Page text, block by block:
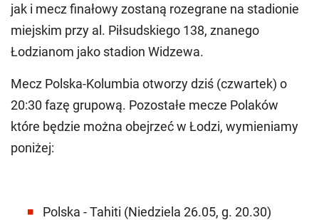
jak i mecz finałowy zostaną rozegrane na stadionie
miejskim przy al. Piłsudskiego 138, znanego
Łodzianom jako stadion Widzewa.
Mecz Polska-Kolumbia otworzy dziś (czwartek) o
20:30 fazę grupową. Pozostałe mecze Polaków
które będzie można obejrzeć w Łodzi, wymieniamy
poniżej:
Polska - Tahiti (Niedziela 26.05, g. 20.30)